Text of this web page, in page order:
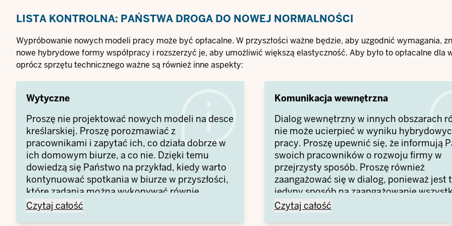
LISTA KONTROLNA: PAŃSTWA DROGA DO NOWEJ NORMALNOŚCI
Wypróbowanie nowych modeli pracy może być opłacalne. W przyszłości ważne będzie, aby uzgodnić wymagania,
nowe hybrydowe formy współpracy i rozszerzyć je, aby umożliwić większą elastyczność. Aby było to opłacalne dla
oprócz sprzętu technicznego ważne są również inne aspekty:
Wytyczne
Proszę nie projektować nowych modeli na desce
kreślarskiej. Proszę porozmawiać z
pracownikami i zapytać ich, co działa dobrze w
ich domowym biurze, a co nie. Dzięki temu
dowiedzą się Państwo na przykład, kiedy warto
kontynuować spotkania w biurze w przyszłości,
które zadania można wykonywać równie
wydajnie z domu, a które problemy wymagają
jeszcze rozwiązania, aby praca z dowolnego
Wytyczne -
Czytaj całość
Komunikacja wewnętrzna
Dialog wewnętrzny w innych obszarach
nie może ucierpieć w wyniku
pracy. Proszę upewnić się, że informują
swoich pracowników o rozwoju firmy w
przejrzysty sposób. Proszę również
zaangażować się w dialog, ponieważ jest
jedyny sposób na zaangażowanie
pracowników. Na przykład, proszę założyć
klasyczną, dobrze znaną skrzynkę na
Komunikacja wewnętrzna -
Czytaj całość